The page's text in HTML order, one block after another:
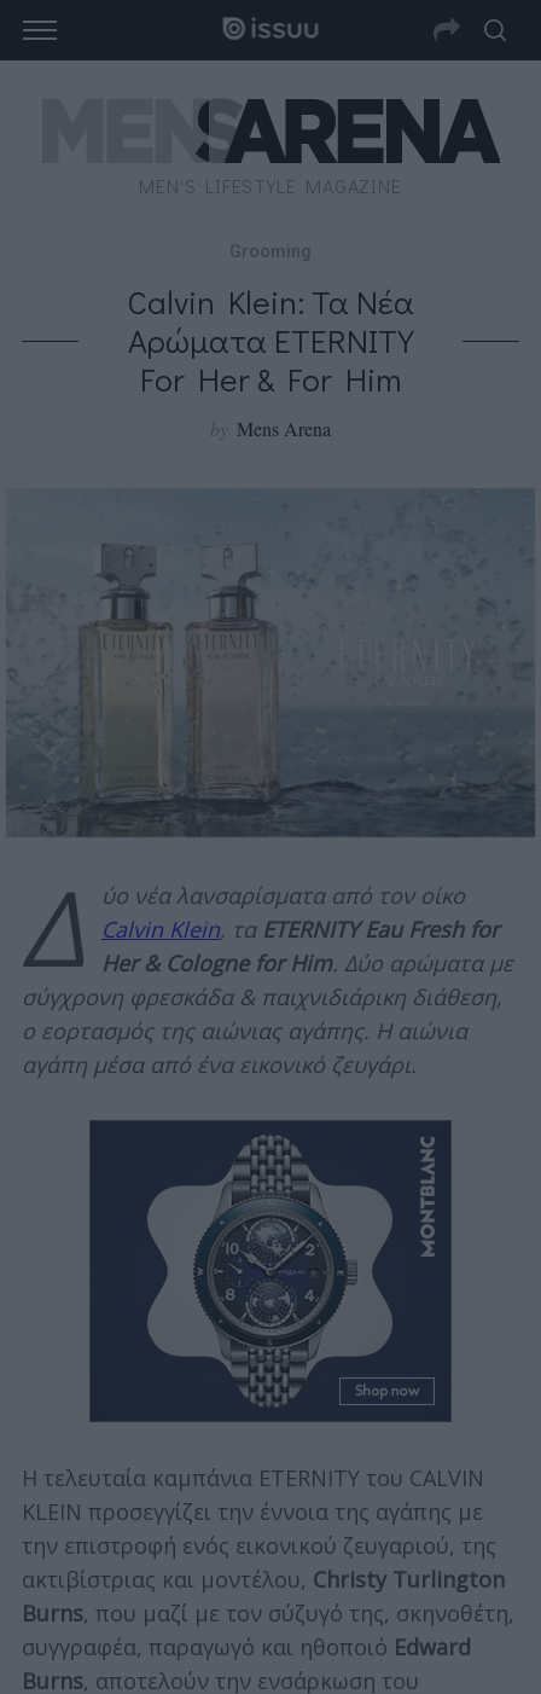
MEN'S LIFESTYLE MAGAZINE
Grooming
Calvin Klein: Τα Νέα
Αρώματα ETERNITY
For Her & For Him
by Mens Arena
Δ
ύο νέα λανσαρίσματα από τον οίκο
Calvin Klein, τα ETERNITY Eau Fresh for
Her & Cologne for Him. Δύο αρώματα με
σύγχρονη φρεσκάδα & παιχνιδιάρικη διάθεση,
ο εορτασμός της αιώνιας αγάπης. Η αιώνια
αγάπη μέσα από ένα εικονικό ζευγάρι.
Η τελευταία καμπάνια ETERNITY του CALVIN
KLEIN προσεγγίζει την έννοια της αγάπης με
την επιστροφή ενός εικονικού ζευγαριού, της
ακτιβίστριας και μοντέλου, Christy Turlington
Burns, που μαζί με τον σύζυγό της, σκηνοθέτη,
συγγραφέα, παραγωγό και ηθοποιό Edward
Burns, αποτελούν την ενσάρκωση του